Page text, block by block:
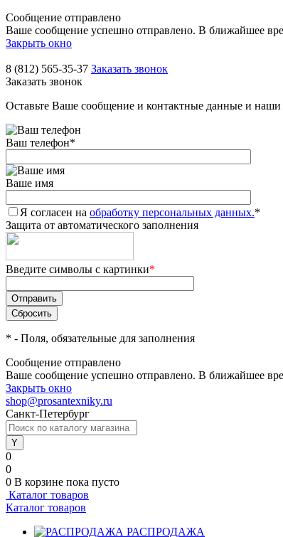
Сообщение отправлено
Ваше сообщение успешно отправлено. В ближайшее
Закрыть окно
8 (812) 565-35-37 Заказать звонок
Заказать звонок
Оставьте Ваше сообщение и контактные данные и
Ваш телефон*
Ваше имя
Я согласен на обработку персональных данных.*
Защита от автоматического заполнения
Введите символы с картинки*
* - Поля, обязательные для заполнения
Сообщение отправлено
Ваше сообщение успешно отправлено. В ближайшее
Закрыть окно
shop@prosantexniky.ru
Санкт-Петербург
0
0
0 В корзине пока пусто
Каталог товаров
Каталог товаров
РАСПРОДАЖА